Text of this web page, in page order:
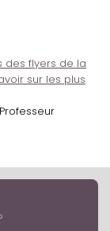
des flyers de la
sur les plus